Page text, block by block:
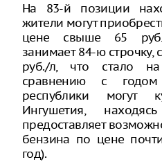
На 83-й позиции
жители могут
цене свыше 65
занимает 84-ю строчку,
руб./л, что стало
сравнению с
республики могут
Ингушетия,
предоставляет
бензина по цене
год).